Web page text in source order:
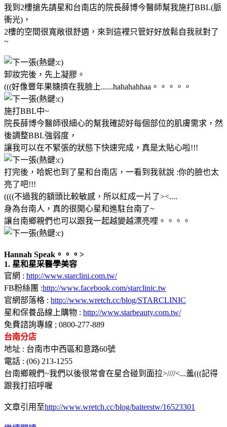
我到2樓搶先請星和台南店的院長薛博今醫師幫我施打BBL(脈
衝光)，
2樓的空間很寬敞很舒適，來到這裡只管好好放鬆自我就對了
~
卸妝完後，先上凝膠。
(((好像豐年果糖擠在我臉上......hahahahhaa 。。。。。
施打BBL中~
院長薛博今醫師很細心的幫我確認好每個部位的肌膚需求，然
後調整BBL強弱度，
讓我可以在不緊張的狀態下快速完成，真是太貼心啦!!!
打完後，哈妮也到了星和台南店，一看到我就說 :你的臉也太
亮了吧!!!
((((不過我的額頭比較敏感，所以紅成一片了><....
身為台南人，真的很開心星和進駐台南了~
讓台南鄉親們也可以跟我一起越變越漂亮哩 。。。。
Hannah Speak。。。>
1. 星和星采醫學美容
官網 : http://www.starclini.com.tw/
FB粉絲團 :http://www.facebook.com/starclinic.tw
官網部落格 : http://www.wretch.cc/blog/STARCLINIC
星和保養品線上購物 : http://www.starbeauty.com.tw/
免費諮詢專線 ; 0800-277-889
台南分店
地址 : 台南市中西區和意路60號
電話 : (06) 213-1255
台南鄉親們~我們以後很常會在星合碰到面拉>////<...羞(((記得
跟我打招呼喔
文章引用至http://www.wretch.cc/blog/baiterstw/16523301